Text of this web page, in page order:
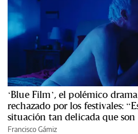
‘Blue Film’, el polémico
rechazado por los festivales:
situación tan delicada que son
Francisco Gámiz